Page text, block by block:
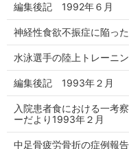
編集後記 1992年６月
神経性食欲不振症に陥っ
水泳選手の陸上トレーニ
編集後記 1993年２月
入院患者食における一
ーだより1993年２月
中足骨疲労骨折の症例報